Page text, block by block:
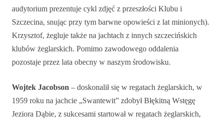
audytorium prezentuje cykl zdjęć z przeszłości Klubu i
Szczecina, snując przy tym barwne opowieści z lat minionych).
Krzysztof, żegluje także na jachtach z innych szczecińskich
klubów żeglarskich. Pomimo zawodowego oddalenia
pozostaje przez lata obecny w naszym środowisku.
Wojtek Jacobson – doskonalił się w regatach żeglarskich, w
1959 roku na jachcie „Swantewit” zdobył Błękitną Wstęgę
Jeziora Dąbie, z sukcesami startował w regatach żeglarskich,